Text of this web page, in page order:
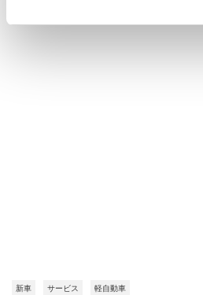
新車 サービス 軽自動車